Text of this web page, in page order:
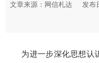
文章来源：网信札达 发布
为进一步深化思想认